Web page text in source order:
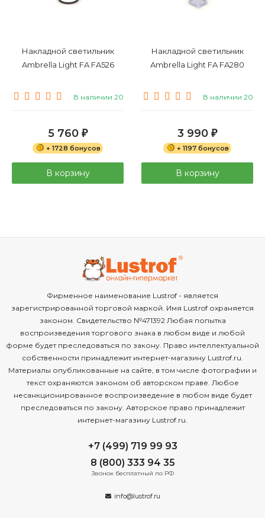
Накладной светильник
Ambrella Light FA FA526
В наличии 20
5 760 ₽
+ 1728 бонусов
В корзину
Накладной светильник
Ambrella Light FA FA280
В наличии 20
3 990 ₽
+ 1197 бонусов
В корзину
Фирменное наименование Lustrof - является
зарегистрированной торговой маркой. Имя Lustrof охраняется
законом. Свидетельство №471392 Любая попытка
воспроизведения торгового знака в любом виде и любой
форме будет преследоваться по закону. Право интеллектуальной
собственности принадлежит интернет-магазину Lustrof.ru.
Материалы опубликованные на сайте, в том числе фотографии и
текст охраняются законом об авторском праве. Любое
несанкционированное воспроизведение в любом виде будет
преследоваться по закону. Авторское право принадлежит
интернет-магазину Lustrof.ru.
+7 (499) 719 99 93
8 (800) 333 94 35
Звонок бесплатный по РФ
info@lustrof.ru